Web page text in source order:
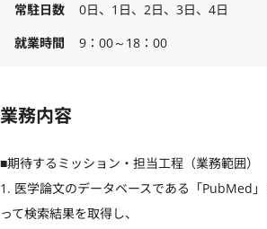
常駐日数
0日、1日、2日、3日、4日
就業時間
9：00～18：00
業務内容
■期待するミッション・担当工程（業務範囲）
1. 医学論文のデータベースである「PubMed
って検索結果を取得し、